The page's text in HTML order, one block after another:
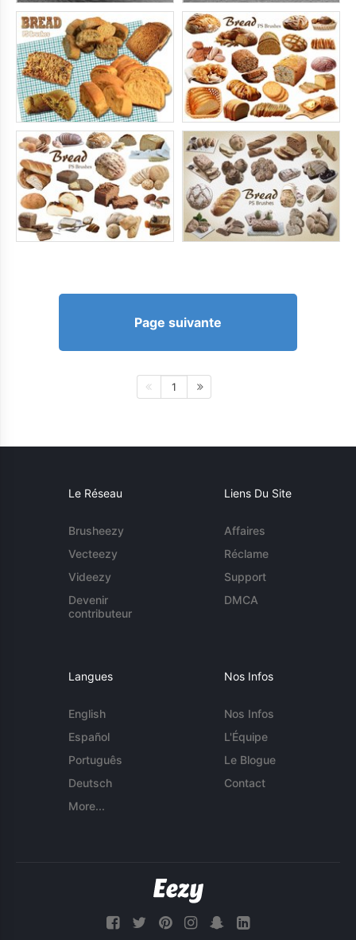
Page suivante
1
Le Réseau
Brusheezy
Vecteezy
Videezy
Devenir
contributeur
Liens Du Site
Affaires
Réclame
Support
DMCA
Langues
English
Español
Português
Deutsch
More...
Nos Infos
Nos Infos
L'Équipe
Le Blogue
Contact